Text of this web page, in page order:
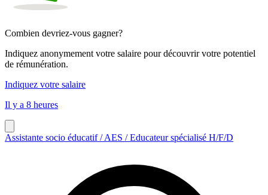
Combien devriez-vous gagner?
Indiquez anonymement votre salaire pour découvrir votre potentiel
de rémunération.
Indiquez votre salaire
Il y a 8 heures
Assistante socio éducatif / AES / Educateur spécialisé H/F/D